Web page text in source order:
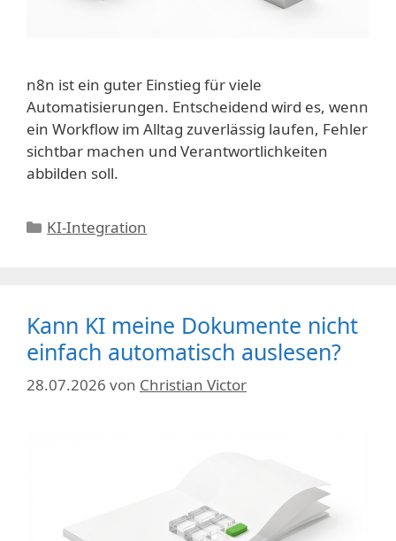
n8n ist ein guter Einstieg für viele
Automatisierungen. Entscheidend wird es, wenn
ein Workflow im Alltag zuverlässig laufen, Fehler
sichtbar machen und Verantwortlichkeiten
abbilden soll.
Kategorien
KI-Integration
Kann KI meine Dokumente nicht
einfach automatisch auslesen?
28.07.2026 von Christian Victor